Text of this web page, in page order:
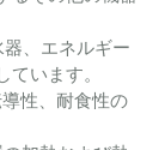
、エネルギー
います。
性、耐食性の